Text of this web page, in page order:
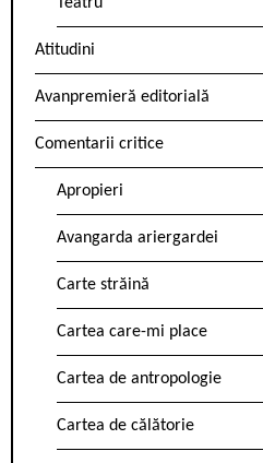
Teatru
Atitudini
Avanpremieră editorială
Comentarii critice
Apropieri
Avangarda ariergardei
Carte străină
Cartea care-mi place
Cartea de antropologie
Cartea de călătorie